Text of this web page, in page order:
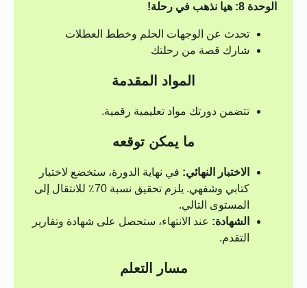
الوحدة 8: هيا نذهب في رحلة!
تحدث عن الوجهات الحلم وخطط العطلات
شارك قصة من رحلتك
المواد المقدمة
تتضمن دورتك مواد تعليمية رقمية.
ما يمكن توقعه
الاختبار النهائي: في نهاية الدورة، ستخضع لاختبار
كتابي وشفهي. يلزم تحقيق نسبة 70٪ للانتقال إلى
المستوى التالي.
الشهادة: عند الانتهاء، ستحصل على شهادة وتقارير
التقدم.
مسار التعلم